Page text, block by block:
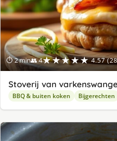
⏱ 2 min👥 4★★★★★ 4.57
Stoverij van
BBQ & buiten koken Bijgerechten